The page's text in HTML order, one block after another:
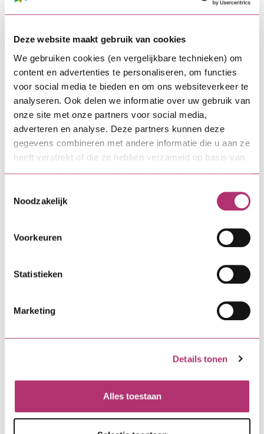
Deze website maakt gebruik van cookies
We gebruiken cookies (en vergelijkbare technieken) om
content en advertenties te personaliseren, om functies
voor social media te bieden en om ons websiteverkeer te
analyseren. Ook delen we informatie over uw gebruik van
onze site met onze partners voor social media,
adverteren en analyse. Deze partners kunnen deze
gegevens combineren met andere informatie die u aan ze
heeft verstrekt of die ze hebben verzameld op basis van
uw gebruik van hun services. Lees meer over cookies in
Noodzakelijk
Voorkeuren
Statistieken
Marketing
Details tonen
Alles toestaan
Wil je een wijziging doorgeven of ben je op
hieronder informatie over deze
onderwerpen en meer.
Aan de slag
Direct zelf regelen
Bouwdepot
Hertoets